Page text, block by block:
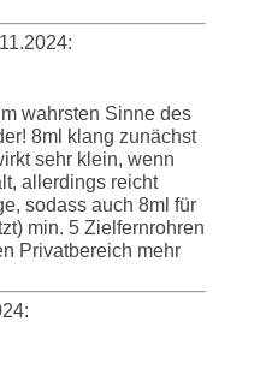
wahrsten Sinne des
8ml klang zunächst
sehr klein, wenn
allerdings reicht
sodass auch 8ml für
min. 5 Zielfernrohren
Privatbereich mehr